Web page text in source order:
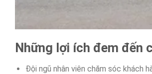
Những lợi ích đem đến
Đội ngũ nhân viên chăm sóc khách